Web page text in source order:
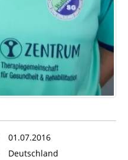
01.07.2016
Deutschland